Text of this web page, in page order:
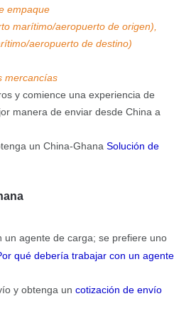
empaque
marítimo/aeropuerto de origen),
aeropuerto de destino)
mercancías
y comience una experiencia de
manera de enviar desde China a
un China-Ghana Solución de
un agente de carga; se prefiere uno
qué debería trabajar con un agente
y obtenga un cotización de envío